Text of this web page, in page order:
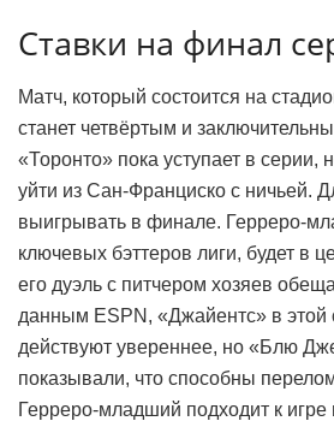
Ставки на финал
Матч, который состоится на
станет четвёртым и
«Торонто» пока уступает в серии,
уйти из Сан-Франциско с ничьей.
выигрывать в финале. Герреро-
ключевых бэттеров лиги, будет в
его дуэль с питчером хозяев
данным ESPN, «Джайентс» в этой
действуют увереннее, но «Блю
показывали, что способны
Герреро-младший подходит к